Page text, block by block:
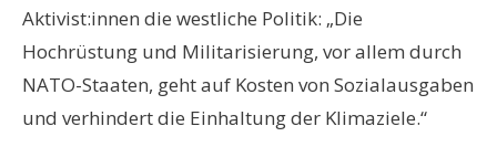
Aktivist:innen die westliche Politik: „Die
Hochrüstung und Militarisierung, vor allem durch
NATO-Staaten, geht auf Kosten von Sozialausgaben
und verhindert die Einhaltung der Klimaziele.“